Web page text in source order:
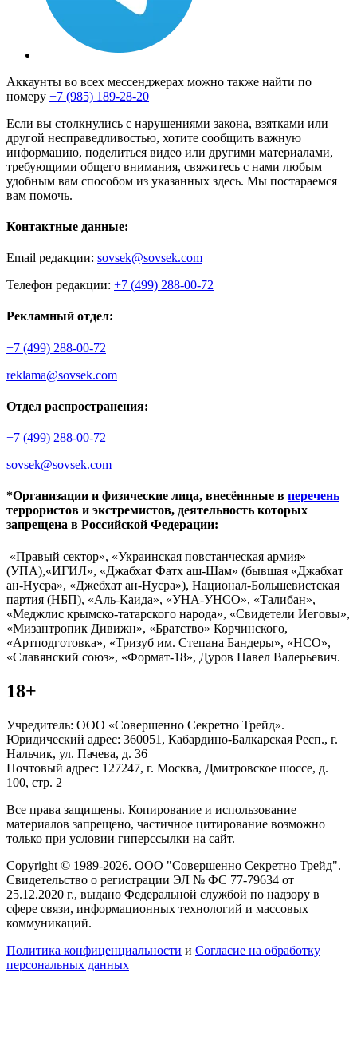
Аккаунты во всех мессенджерах можно также найти по
номеру +7 (985) 189-28-20
Если вы столкнулись с нарушениями закона, взятками или
другой несправедливостью, хотите сообщить важную
информацию, поделиться видео или другими материалами,
требующими общего внимания, свяжитесь с нами любым
удобным вам способом из указанных здесь. Мы постараемся
вам помочь.
Контактные данные:
Email редакции: sovsek@sovsek.com
Телефон редакции: +7 (499) 288-00-72
Рекламный отдел:
+7 (499) 288-00-72
reklama@sovsek.com
Отдел распространения:
+7 (499) 288-00-72
sovsek@sovsek.com
*Организации и физические лица, внесённные в перечень
террористов и экстремистов, деятельность которых
запрещена в Российской Федерации:
«Правый сектор», «Украинская повстанческая армия»
(УПА),«ИГИЛ», «Джабхат Фатх аш-Шам» (бывшая «Джабхат
ан-Нусра», «Джебхат ан-Нусра»), Национал-Большевистская
партия (НБП), «Аль-Каида», «УНА-УНСО», «Талибан»,
«Меджлис крымско-татарского народа», «Свидетели Иеговы»,
«Мизантропик Дивижн», «Братство» Корчинского,
«Артподготовка», «Тризуб им. Степана Бандеры», «НСО»,
«Славянский союз», «Формат-18», Дуров Павел Валерьевич.
18+
Учредитель: ООО «Совершенно Секретно Трейд».
Юридический адрес: 360051, Кабардино-Балкарская Респ., г.
Нальчик, ул. Пачева, д. 36
Почтовый адрес: 127247, г. Москва, Дмитровское шоссе, д.
100, стр. 2
Все права защищены. Копирование и использование
материалов запрещено, частичное цитирование возможно
только при условии гиперссылки на сайт.
Copyright © 1989-2026. ООО "Совершенно Секретно Трейд".
Свидетельство о регистрации ЭЛ № ФС 77-79634 от
25.12.2020 г., выдано Федеральной службой по надзору в
сфере связи, информационных технологий и массовых
коммуникаций.
Политика конфиценциальности и Согласие на обработку
персональных данных